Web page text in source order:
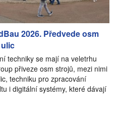
2026. Předvede osm
techniky se mají na veletrhu
přiveze osm strojů, mezi nimi
techniku pro zpracování
i digitální systémy, které dávají